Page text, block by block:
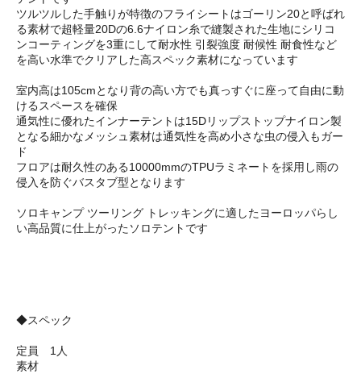
ツルツルした手触りが特徴のフライシートはゴーリン20と呼ばれ
る素材で超軽量20Dの6.6ナイロン糸で縫製された生地にシリコ
ンコーティングを3重にして耐水性 引裂強度 耐候性 耐食性など
を高い水準でクリアした高スペック素材になっています
室内高は105cmとなり背の高い方でも真っすぐに座って自由に動
けるスペースを確保
通気性に優れたインナーテントは15Dリップストップナイロン製
となる細かなメッシュ素材は通気性を高め小さな虫の侵入もガー
ド
フロアは耐久性のある10000mmのTPUラミネートを採用し雨の
侵入を防ぐバスタブ型となります
ソロキャンプ ツーリング トレッキングに適したヨーロッパらし
い高品質に仕上がったソロテントです
◆スペック
定員 1人
素材